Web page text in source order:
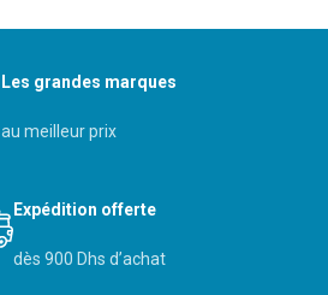
Les grandes marques
au meilleur prix
Expédition offerte
dès 900 Dhs d’achat